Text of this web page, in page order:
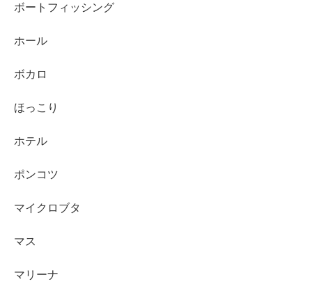
ボートフィッシング
ホール
ボカロ
ほっこり
ホテル
ポンコツ
マイクロブタ
マス
マリーナ